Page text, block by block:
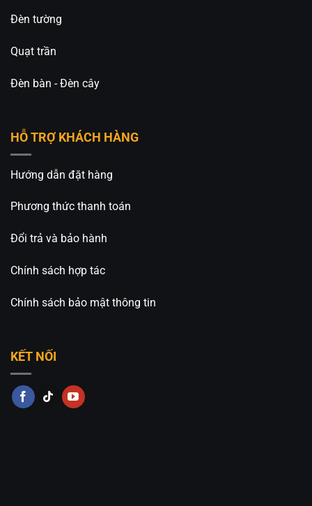
Đèn tường
Quạt trần
Đèn bàn - Đèn cây
HỖ TRỢ KHÁCH HÀNG
Hướng dẫn đặt hàng
Phương thức thanh toán
Đổi trả và bảo hành
Chính sách hợp tác
Chính sách bảo mật thông tin
KẾT NỐI